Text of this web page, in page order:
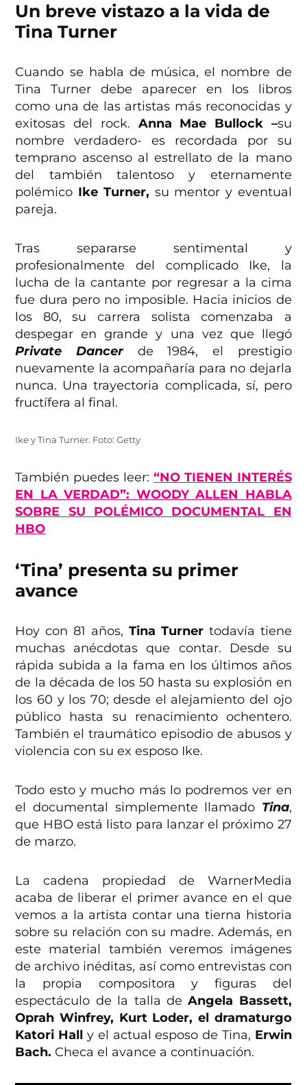
Un breve vistazo a la vida de
Tina Turner
Cuando se habla de música, el nombre de
Tina Turner debe aparecer en los libros
como una de las artistas más reconocidas y
exitosas del rock. Anna Mae Bullock –su
nombre verdadero- es recordada por su
temprano ascenso al estrellato de la mano
del también talentoso y eternamente
polémico Ike Turner, su mentor y eventual
pareja.
Tras separarse sentimental y
profesionalmente del complicado Ike, la
lucha de la cantante por regresar a la cima
fue dura pero no imposible. Hacia inicios de
los 80, su carrera solista comenzaba a
despegar en grande y una vez que llegó
Private Dancerde 1984, el prestigio
nuevamente la acompañaría para no dejarla
nunca. Una trayectoria complicada, sí, pero
fructífera al final.
Ike y Tina Turner. Foto: Getty
También puedes leer: “NO TIENEN INTERÉS
EN LA VERDAD”: WOODY ALLEN HABLA
SOBRE SU POLÉMICO DOCUMENTAL EN
HBO
‘Tina’ presenta su primer
avance
Hoy con 81 años, Tina Turnertodavía tiene
muchas anécdotas que contar. Desde su
rápida subida a la fama en los últimos años
de la década de los 50 hasta su explosión en
los 60 y los 70; desde el alejamiento del ojo
público hasta su renacimiento ochentero.
También el traumático episodio de abusos y
violencia con su ex esposo Ike.
Todo esto y mucho más lo podremos ver en
el documental simplemente llamado Tina,
que HBO está listo para lanzar el próximo 27
de marzo.
La cadena propiedad de WarnerMedia
acaba de liberar el primer avance en el que
vemos a la artista contar una tierna historia
sobre su relación con su madre. Además, en
este material también veremos imágenes
de archivo inéditas, así como entrevistas con
la propia compositora y figuras del
espectáculo de la talla deAngela Bassett,
Oprah Winfrey, Kurt Loder, el dramaturgo
Katori Hall y el actual esposo de Tina, Erwin
Bach. Checa el avance a continuación.